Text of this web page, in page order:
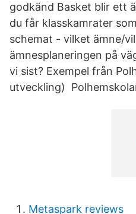
godkänd Basket blir ett
du får klasskamrater
schemat - vilket ämne/
ämnesplaneringen på
vi sist? Exempel från
utveckling)
Metaspark reviews